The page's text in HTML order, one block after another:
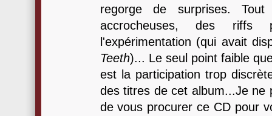
regorge de surprises.
accrocheuses, des riffs
l'expérimentation (qui avait
Teeth)... Le seul point faible
est la participation trop
des titres de cet album...Je ne
de vous procurer ce CD pour